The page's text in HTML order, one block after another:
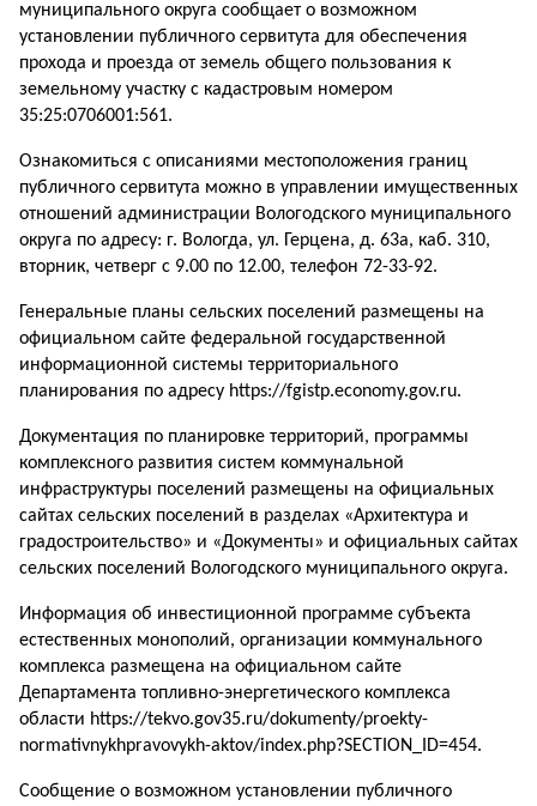
муниципального округа сообщает о возможном
установлении публичного сервитута для обеспечения
прохода и проезда от земель общего пользования к
земельному участку с кадастровым номером
35:25:0706001:561.
Ознакомиться с описаниями местоположения границ
публичного сервитута можно в управлении имущественных
отношений администрации Вологодского муниципального
округа по адресу: г. Вологда, ул. Герцена, д. 63а, каб. 310,
вторник, четверг с 9.00 по 12.00, телефон 72-33-92.
Генеральные планы сельских поселений размещены на
официальном сайте федеральной государственной
информационной системы территориального
планирования по адресу https://fgistp.economy.gov.ru.
Документация по планировке территорий, программы
комплексного развития систем коммунальной
инфраструктуры поселений размещены на официальных
сайтах сельских поселений в разделах «Архитектура и
градостроительство» и «Документы» и официальных сайтах
сельских поселений Вологодского муниципального округа.
Информация об инвестиционной программе субъекта
естественных монополий, организации коммунального
комплекса размещена на официальном сайте
Департамента топливно-энергетического комплекса
области https://tekvo.gov35.ru/dokumenty/proekty-
normativnykhpravovykh-аktov/index.php?SECTION_ID=454.
Сообщение о возможном установлении публичного